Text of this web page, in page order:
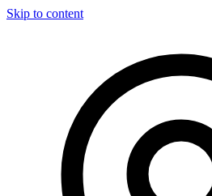
Skip to content